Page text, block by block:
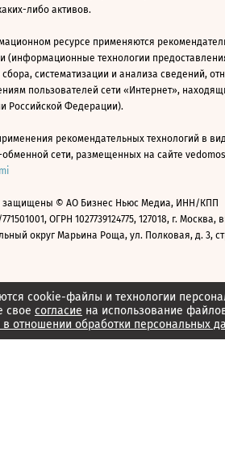
cookie-файлы и технологии
свое согласие на использование
в отношении обработки персональных
либо активов.
ресурсе применяются
(информационные технологии
систематизации и анализа сведений,
пользователей сети «Интернет»,
Российской Федерации).
рекомендательных технологий в
сети, размещенных на сайте
защищены © АО Бизнес Ньюс Медиа, ИНН/КПП
771501001, ОГРН 1027739124775, 127018, г. Москва,
округ Марьина Роща, ул. Полковая, д. 3,